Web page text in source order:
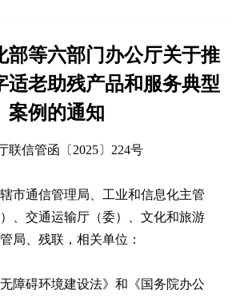
部等六部门办公厅关于推
适老助残产品和服务典型
案例的通知
联信管函〔2025〕224号
市通信管理局、工业和信息化主管
、交通运输厅（委）、文化和旅游
局、残联，相关单位：
障碍环境建设法》和《国务院办公